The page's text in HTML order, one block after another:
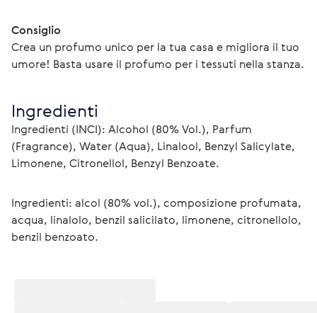
Consiglio
Crea un profumo unico per la tua casa e migliora il tuo
umore! Basta usare il profumo per i tessuti nella stanza.
Ingredienti
Ingredienti (INCI): Alcohol (80% Vol.), Parfum
(Fragrance), Water (Aqua), Linalool, Benzyl Salicylate,
Limonene, Citronellol, Benzyl Benzoate.
Ingredienti: alcol (80% vol.), composizione profumata,
acqua, linalolo, benzil salicilato, limonene, citronellolo,
benzil benzoato.